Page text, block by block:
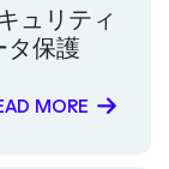
ュリティ
保護
MORE